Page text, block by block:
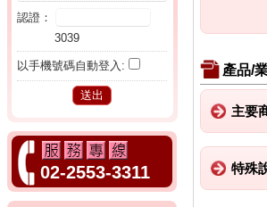
認證：
3039
以手機號碼自動登入:
02-2553-3311
產品/
主要
特殊